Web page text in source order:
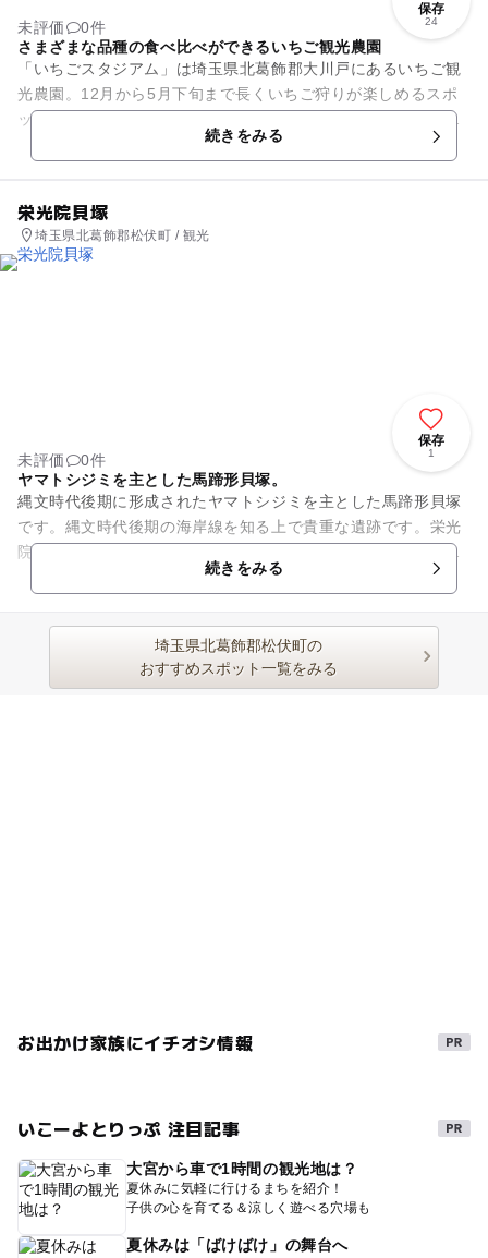
保存
24
未評価
0件
さまざまな品種の食べ比べができるいちご観光農園
「いちごスタジアム」は埼玉県北葛飾郡大川戸にあるいちご観
光農園。12月から5月下旬まで長くいちご狩りが楽しめるスポ
ットです。栽培品種は紅ほっぺをはじめ、やよいひめ、章姫、
かおり野など数種類あり、...続きをみる
栄光院貝塚
埼玉県北葛飾郡松伏町 / 観光
保存
1
未評価
0件
ヤマトシジミを主とした馬蹄形貝塚。
縄文時代後期に形成されたヤマトシジミを主とした馬蹄形貝塚
です。縄文時代後期の海岸線を知る上で貴重な遺跡です。栄光
院の本堂をとりまくように、畑の中に白い貝殻を今でも見つけ
ることができます。古くから...続きをみる
埼玉県北葛飾郡松伏町の
おすすめスポット一覧をみる
お出かけ家族にイチオシ情報
いこーよとりっぷ 注目記事
大宮から車で1時間の観光地は？
夏休みに気軽に行けるまちを紹介！
子供の心を育てる＆涼しく遊べる穴場も
夏休みは「ばけばけ」の舞台へ